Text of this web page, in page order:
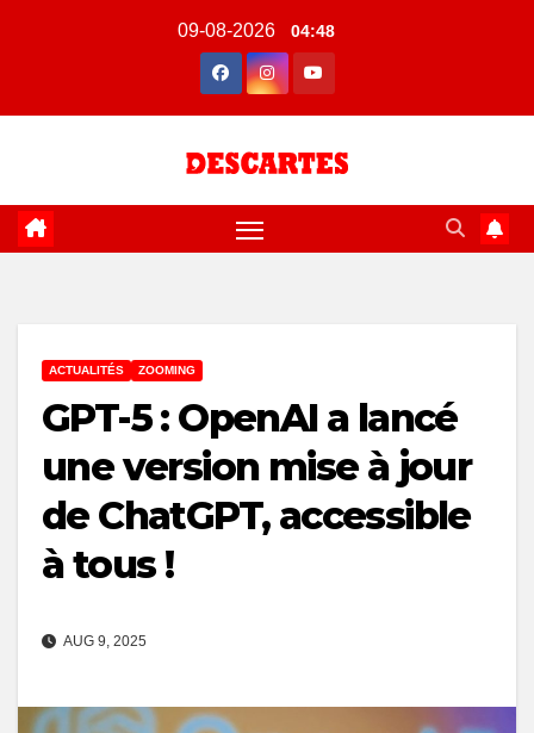
09-08-2026 04:48
ACTUALITÉS ZOOMING
GPT-5 : OpenAI a lancé
une version mise à jour
de ChatGPT, accessible
à tous !
AUG 9, 2025